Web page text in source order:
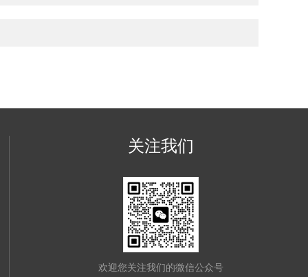
关注我们
欢迎您关注我们的微信公众号